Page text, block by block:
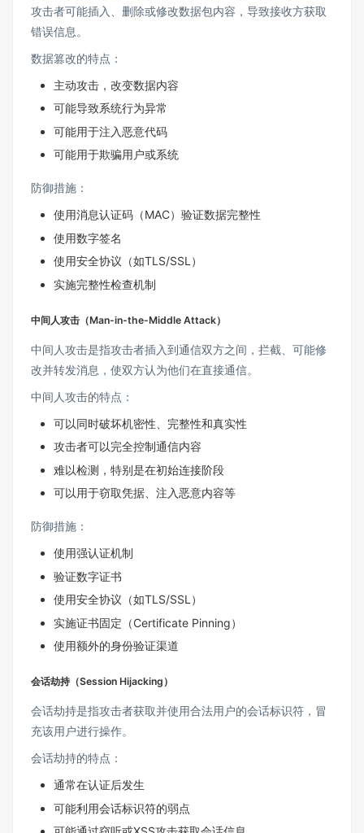
攻击者可能插入、删除或修改数据包内容，导致接收方获取
错误信息。
数据篡改的特点：
主动攻击，改变数据内容
可能导致系统行为异常
可能用于注入恶意代码
可能用于欺骗用户或系统
防御措施：
使用消息认证码（MAC）验证数据完整性
使用数字签名
使用安全协议（如TLS/SSL）
实施完整性检查机制
中间人攻击（Man-in-the-Middle Attack）
中间人攻击是指攻击者插入到通信双方之间，拦截、可能修
改并转发消息，使双方认为他们在直接通信。
中间人攻击的特点：
可以同时破坏机密性、完整性和真实性
攻击者可以完全控制通信内容
难以检测，特别是在初始连接阶段
可以用于窃取凭据、注入恶意内容等
防御措施：
使用强认证机制
验证数字证书
使用安全协议（如TLS/SSL）
实施证书固定（Certificate Pinning）
使用额外的身份验证渠道
会话劫持（Session Hijacking）
会话劫持是指攻击者获取并使用合法用户的会话标识符，冒
充该用户进行操作。
会话劫持的特点：
通常在认证后发生
可能利用会话标识符的弱点